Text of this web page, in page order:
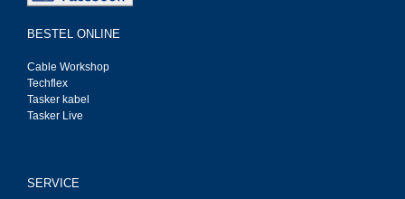
BESTEL ONLINE
Cable Workshop
Techflex
Tasker kabel
Tasker Live
SERVICE